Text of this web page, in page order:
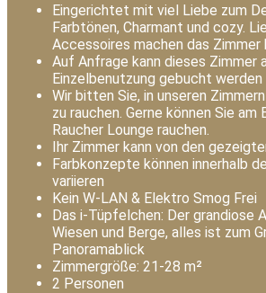
Eingerichtet mit viel Liebe zum
Farbtönen, Charmant und cozy.
Accessoires machen das Zimmer
Auf Anfrage kann dieses Zimmer
Einzelbenutzung gebucht werden
Wir bitten Sie, in unseren
zu rauchen. Gerne können Sie am
Raucher Lounge rauchen.
Ihr Zimmer kann von den
Farbkonzepte können innerhalb
variieren
Kein W-LAN & Elektro Smog Frei
Das i-Tüpfelchen: Der grandiose
Wiesen und Berge, alles ist zum
Panoramablick
Zimmergröße: 21-28 m²
2 Personen